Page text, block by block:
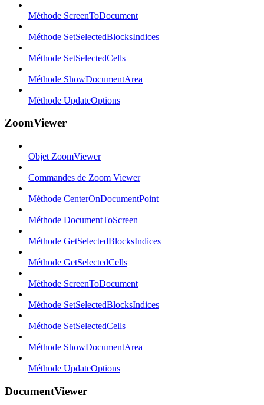
Méthode ScreenToDocument
Méthode SetSelectedBlocksIndices
Méthode SetSelectedCells
Méthode ShowDocumentArea
Méthode UpdateOptions
ZoomViewer
Objet ZoomViewer
Commandes de Zoom Viewer
Méthode CenterOnDocumentPoint
Méthode DocumentToScreen
Méthode GetSelectedBlocksIndices
Méthode GetSelectedCells
Méthode ScreenToDocument
Méthode SetSelectedBlocksIndices
Méthode SetSelectedCells
Méthode ShowDocumentArea
Méthode UpdateOptions
DocumentViewer